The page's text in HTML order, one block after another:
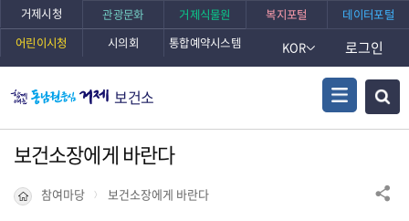
거제시청 관광문화 거제식물원 복지포털
데이터포털
어린이시청
시의회 통합예약시스템 KOR 로그인
보건소
보건소장에게 바란다
참여마당 보건소장에게 바란다